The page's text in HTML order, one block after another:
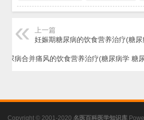
上一篇
妊娠期糖尿病的饮食营养治疗(糖尿
糖尿病合并痛风的饮食营养治疗(糖尿病学 糖
Copyright © 2001-2020 名医百科医学知识库